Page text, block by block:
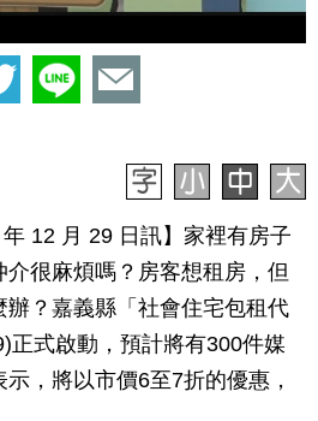
年 12 月 29 日訊】家裡有房子
很麻煩嗎？房客想租房，但
？嘉義縣「社會住宅包租代
正式啟動，預計將有300件媒
，將以市價6至7折的優惠，